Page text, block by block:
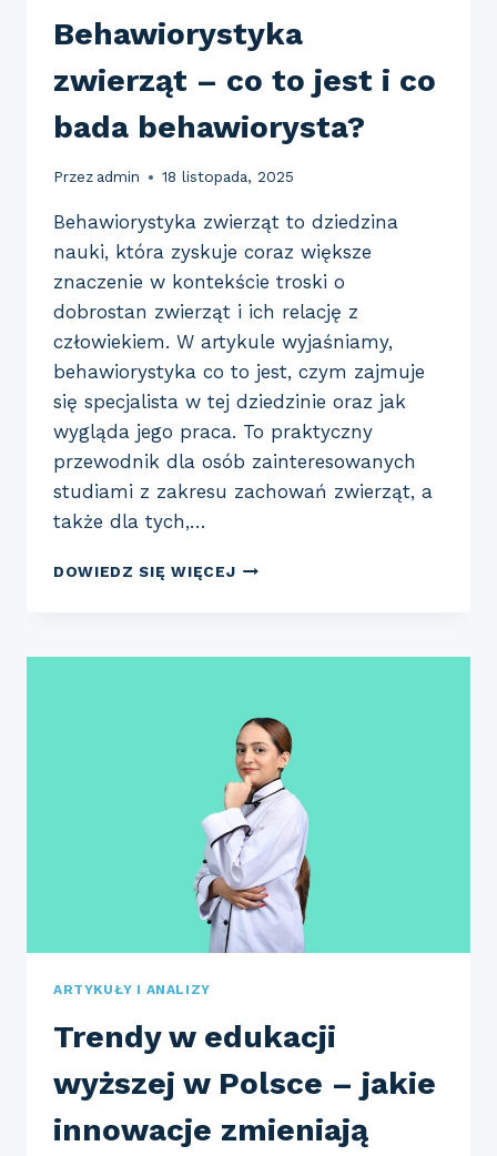
Behawiorystyka
zwierząt – co to jest i co
bada behawiorysta?
Przez admin 18 listopada, 2025
Behawiorystyka zwierząt to dziedzina
nauki, która zyskuje coraz większe
znaczenie w kontekście troski o
dobrostan zwierząt i ich relację z
człowiekiem. W artykule wyjaśniamy,
behawiorystyka co to jest, czym zajmuje
się specjalista w tej dziedzinie oraz jak
wygląda jego praca. To praktyczny
przewodnik dla osób zainteresowanych
studiami z zakresu zachowań zwierząt, a
także dla tych,…
DOWIEDZ SIĘ WIĘCEJBEHAWIORYSTYKA
TO
CO
BADA
BEHAWIORYSTA?
ARTYKUŁY I ANALIZY
Trendy w edukacji
wyższej w Polsce – jakie
innowacje zmieniają